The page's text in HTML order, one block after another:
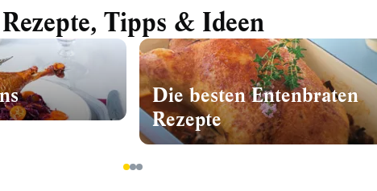
Rezepte, Tipps & Ideen
Die besten Entenbraten
Rezepte
123